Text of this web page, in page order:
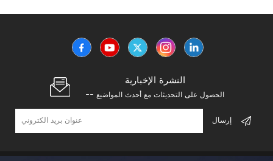
النشرة الإخبارية
-- الحصول على التحديثات مع أحدث المواضيع